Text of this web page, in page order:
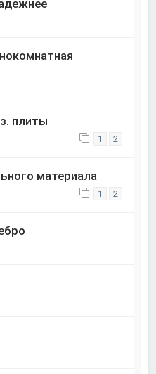
плиты
1 2
материала
1 2